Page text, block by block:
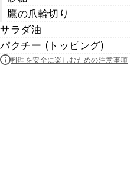
鷹の爪輪切り
サラダ油
パクチー (トッピング)
料理を安全に楽しむための注意事項